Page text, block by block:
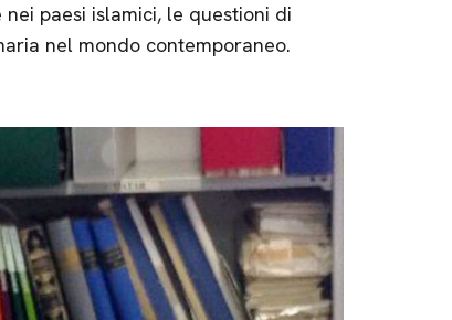
paesi islamici, le questioni di
nel mondo contemporaneo.